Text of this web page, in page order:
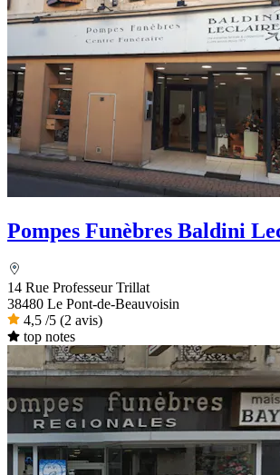
Pompes Funèbres Baldini
14 Rue Professeur Trillat
38480 Le Pont-de-Beauvoisin
4,5 /5 (2 avis)
top notes